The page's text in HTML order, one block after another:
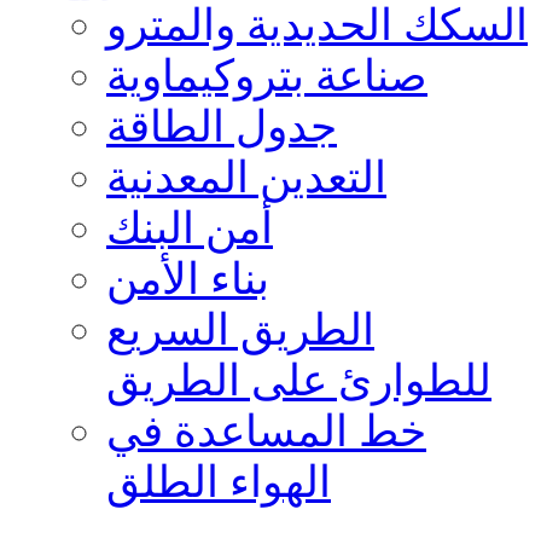
السكك الحديدية والمترو
صناعة بتروكيماوية
جدول الطاقة
التعدين المعدنية
أمن البنك
بناء الأمن
الطريق السريع
للطوارئ على الطريق
خط المساعدة في
الهواء الطلق